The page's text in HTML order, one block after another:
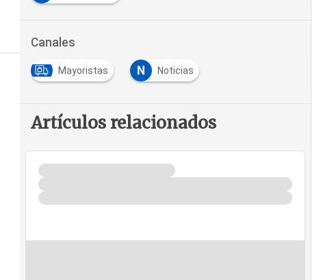
Canales
Mayoristas N Noticias
Artículos relacionados